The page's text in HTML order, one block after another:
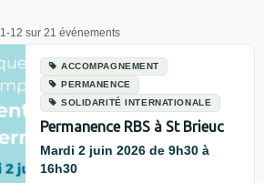
1-12 sur 21 événements
ACCOMPAGNEMENT
PERMANENCE
SOLIDARITÉ INTERNATIONALE
Permanence RBS à St Brieuc
Mardi 2 juin 2026 de 9h30 à
16h30